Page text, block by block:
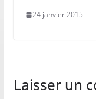
24 janvier 2015
Laisser un